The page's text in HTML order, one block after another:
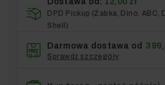
DPD Pickup (Żabka, Dino, ABC,
Shell)
Darmowa dostawa od
Sprawdź szczegóły